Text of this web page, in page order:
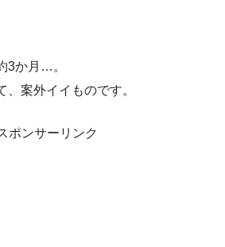
3か月…。
案外イイものです。
ポンサーリンク